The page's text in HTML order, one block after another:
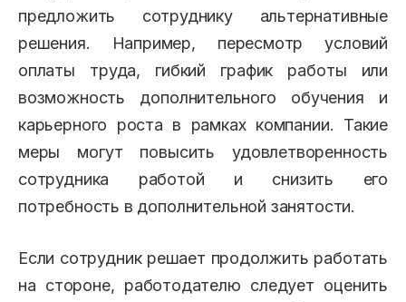
предложить сотруднику альтернативные
решения. Например, пересмотр условий
оплаты труда, гибкий график работы или
возможность дополнительного обучения и
карьерного роста в рамках компании. Такие
меры могут повысить удовлетворенность
сотрудника работой и снизить его
потребность в дополнительной занятости.
Если сотрудник решает продолжить работать
на стороне, работодателю следует оценить